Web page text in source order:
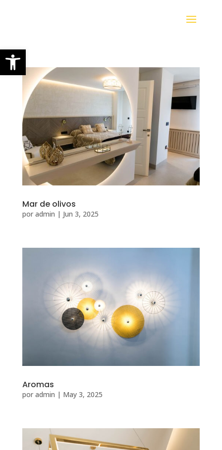
Abrir barra de herramientas
Mar de olivos
por admin | Jun 3, 2025
Aromas
por admin | May 3, 2025